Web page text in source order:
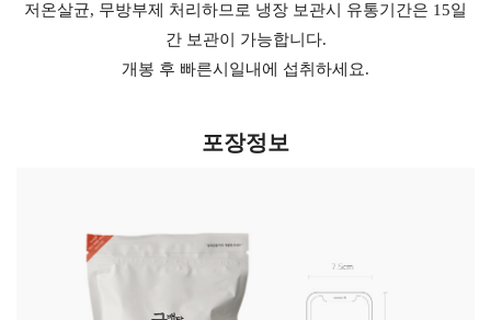
저온살균, 무방부제 처리하므로 냉장 보관시 유통기간은 15일
간 보관이 가능합니다.
개봉 후 빠른시일내에 섭취하세요.
포장정보